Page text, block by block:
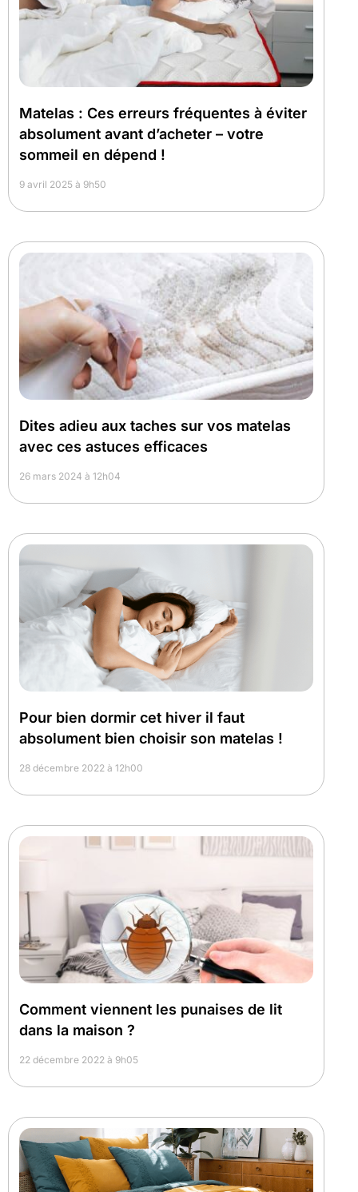
Matelas : Ces erreurs fréquentes à éviter
absolument avant d’acheter – votre
sommeil en dépend !
9 avril 2025 à 9h50
Dites adieu aux taches sur vos matelas
avec ces astuces efficaces
26 mars 2024 à 12h04
Pour bien dormir cet hiver il faut
absolument bien choisir son matelas !
28 décembre 2022 à 12h00
Comment viennent les punaises de lit
dans la maison ?
22 décembre 2022 à 9h05